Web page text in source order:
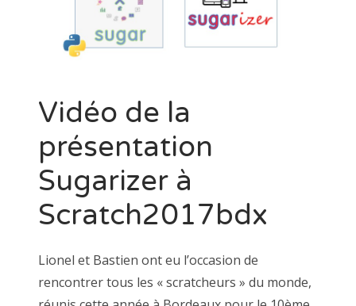
Vidéo de la
présentation
Sugarizer à
Scratch2017bdx
Lionel et Bastien ont eu l’occasion de
rencontrer tous les « scratcheurs » du monde,